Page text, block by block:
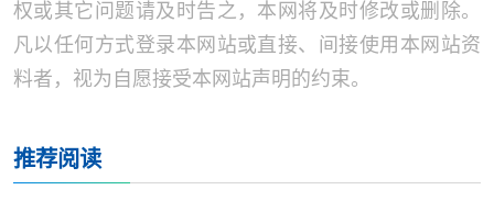
权或其它问题请及时告之，本网将及时修改或删除。
凡以任何方式登录本网站或直接、间接使用本网站资
料者，视为自愿接受本网站声明的约束。
推荐阅读